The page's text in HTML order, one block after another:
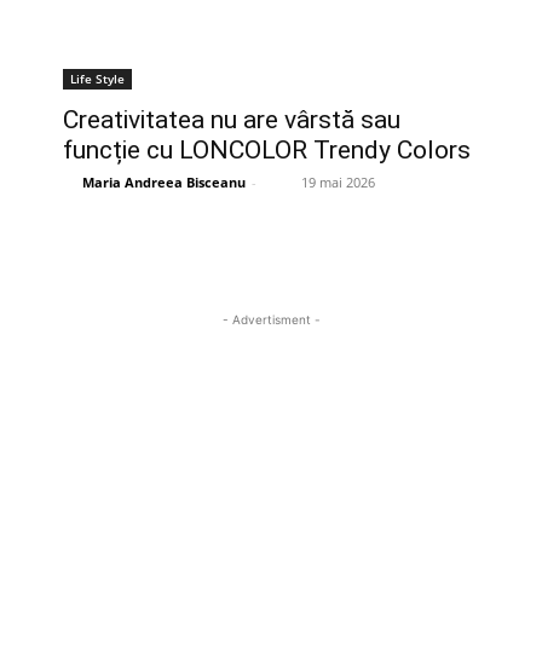
Life Style
Creativitatea nu are vârstă sau
funcție cu LONCOLOR Trendy Colors
Maria Andreea Bisceanu - 19 mai 2026
- Advertisment -